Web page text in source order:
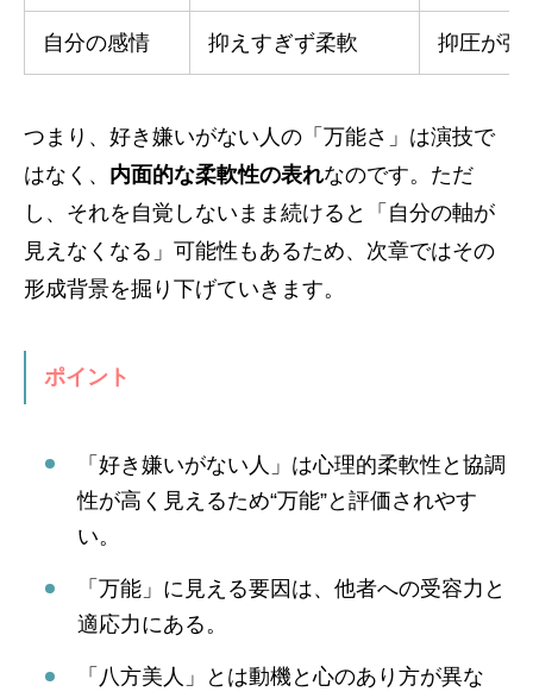
自分の感情 抑えすぎず柔軟 抑圧が強
つまり、好き嫌いがない人の「万能さ」は演技で
はなく、 内面的な柔軟性の表れなのです。ただ
し、それを自覚しないまま続けると「自分の軸が
見えなくなる」可能性もあるため、次章ではその
形成背景を掘り下げていきます。
ポイント
「好き嫌いがない人」は心理的柔軟性と協調
性が高く見えるため“万能”と評価されやす
い。
「万能」に見える要因は、他者への受容力と
適応力にある。
「八方美人」とは動機と心のあり方が異な